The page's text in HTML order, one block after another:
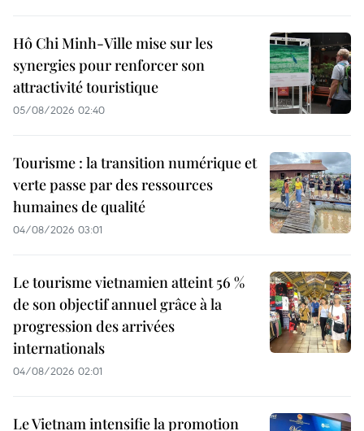
Hô Chi Minh-Ville mise sur les
synergies pour renforcer son
attractivité touristique
05/08/2026 02:40
Tourisme : la transition numérique et
verte passe par des ressources
humaines de qualité
04/08/2026 03:01
Le tourisme vietnamien atteint 56 %
de son objectif annuel grâce à la
progression des arrivées
internationals
04/08/2026 02:01
Le Vietnam intensifie la promotion